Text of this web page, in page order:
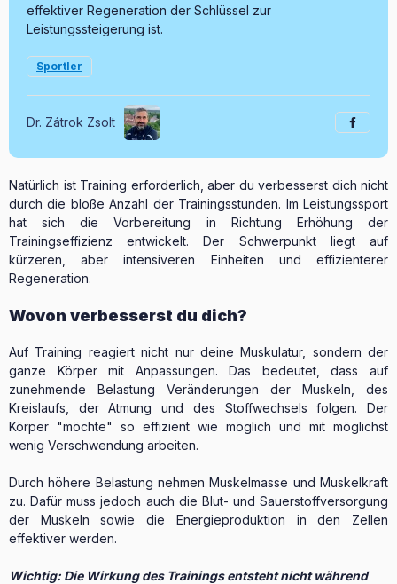
effektiver Regeneration der Schlüssel zur
Leistungssteigerung ist.
Sportler
Dr. Zátrok Zsolt
Natürlich ist Training erforderlich, aber du verbesserst dich nicht
durch die bloße Anzahl der Trainingsstunden. Im Leistungssport
hat sich die Vorbereitung in Richtung Erhöhung der
Trainingseffizienz entwickelt. Der Schwerpunkt liegt auf
kürzeren, aber intensiveren Einheiten und effizienterer
Regeneration.
Wovon verbesserst du dich?
Auf Training reagiert nicht nur deine Muskulatur, sondern der
ganze Körper mit Anpassungen. Das bedeutet, dass auf
zunehmende Belastung Veränderungen der Muskeln, des
Kreislaufs, der Atmung und des Stoffwechsels folgen. Der
Körper "möchte" so effizient wie möglich und mit möglichst
wenig Verschwendung arbeiten.
Durch höhere Belastung nehmen Muskelmasse und Muskelkraft
zu. Dafür muss jedoch auch die Blut- und Sauerstoffversorgung
der Muskeln sowie die Energieproduktion in den Zellen
effektiver werden.
Wichtig: Die Wirkung des Trainings entsteht nicht während